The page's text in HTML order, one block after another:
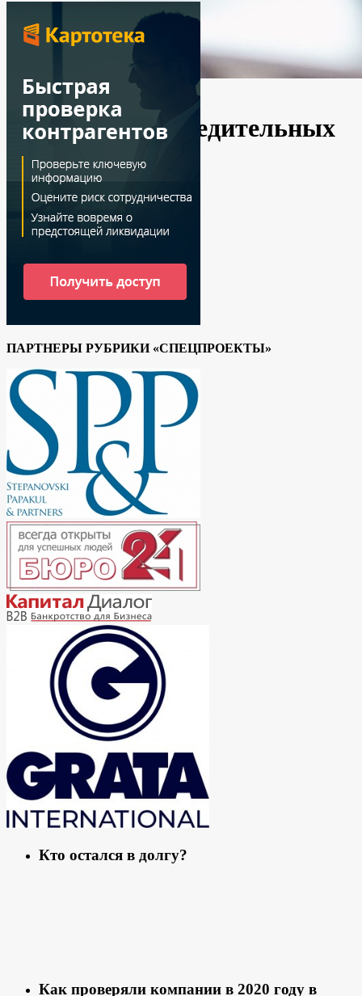
НовостиУкраина
Содержание учредительных
документов
Ирина 03.02.2021 No Comments
ПАРТНЕРЫ РУБРИКИ «СПЕЦПРОЕКТЫ»
Кто остался в долгу?
Как проверяли компании в 2020 году в